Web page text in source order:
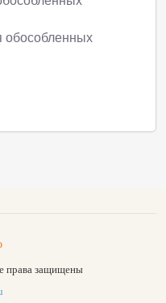
обособленных
права защищены